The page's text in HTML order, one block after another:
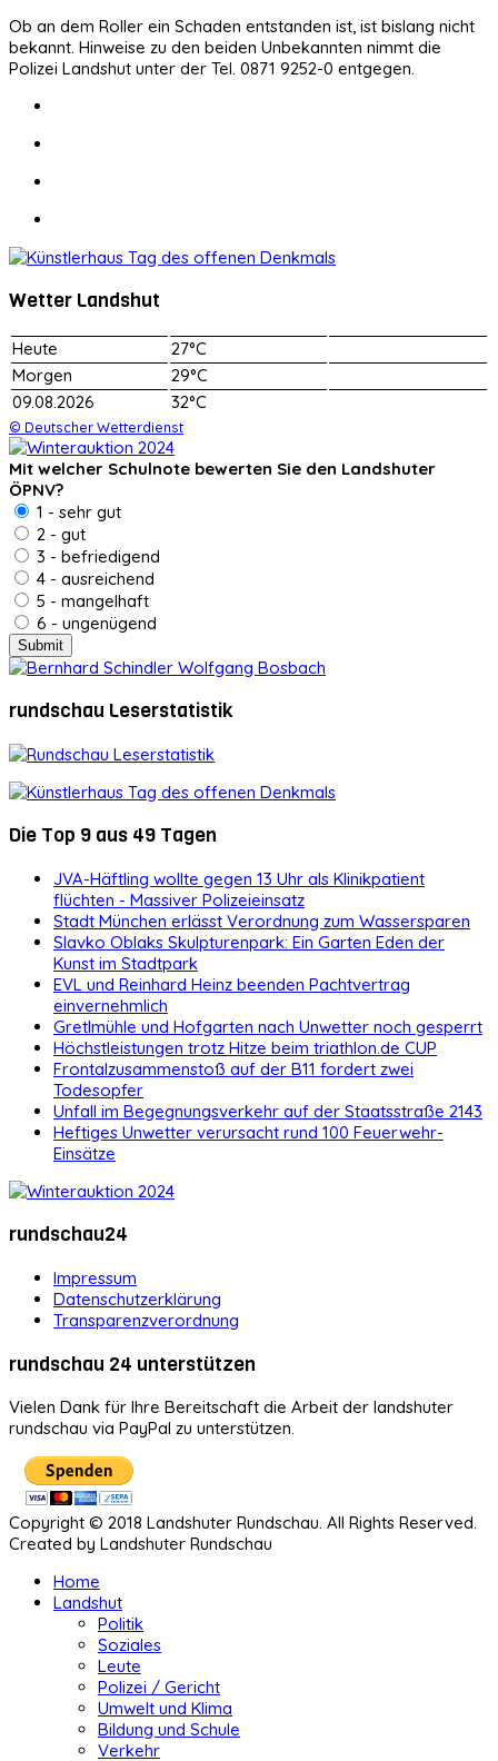
Ob an dem Roller ein Schaden entstanden ist, ist bislang nicht
bekannt. Hinweise zu den beiden Unbekannten nimmt die
Polizei Landshut unter der Tel. 0871 9252-0 entgegen.
Wetter Landshut
Heute
27°C
Morgen
29°C
09.08.2026
32°C
© Deutscher Wetterdienst
Mit welcher Schulnote bewerten Sie den Landshuter
ÖPNV?
1 - sehr gut
2 - gut
3 - befriedigend
4 - ausreichend
5 - mangelhaft
6 - ungenügend
rundschau Leserstatistik
Die Top 9 aus 49 Tagen
JVA-Häftling wollte gegen 13 Uhr als Klinikpatient
flüchten - Massiver Polizeieinsatz
Stadt München erlässt Verordnung zum Wassersparen
Slavko Oblaks Skulpturenpark: Ein Garten Eden der
Kunst im Stadtpark
EVL und Reinhard Heinz beenden Pachtvertrag
einvernehmlich
Gretlmühle und Hofgarten nach Unwetter noch gesperrt
Höchstleistungen trotz Hitze beim triathlon.de CUP
Frontalzusammenstoß auf der B11 fordert zwei
Todesopfer
Unfall im Begegnungsverkehr auf der Staatsstraße 2143
Heftiges Unwetter verursacht rund 100 Feuerwehr-
Einsätze
rundschau24
Impressum
Datenschutzerklärung
Transparenzverordnung
rundschau 24 unterstützen
Vielen Dank für Ihre Bereitschaft die Arbeit der landshuter
rundschau via PayPal zu unterstützen.
Copyright © 2018 Landshuter Rundschau. All Rights Reserved.
Created by Landshuter Rundschau
Home
Landshut
Politik
Soziales
Leute
Polizei / Gericht
Umwelt und Klima
Bildung und Schule
Verkehr